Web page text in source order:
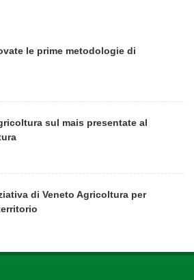
le prime metodologie di
sul mais presentate al
di Veneto Agricoltura per